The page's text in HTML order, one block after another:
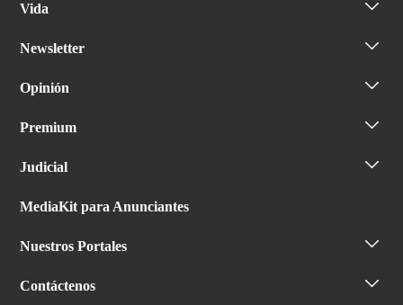
Vida
Newsletter
Opinión
Premium
Judicial
MediaKit para Anunciantes
Nuestros Portales
Contáctenos